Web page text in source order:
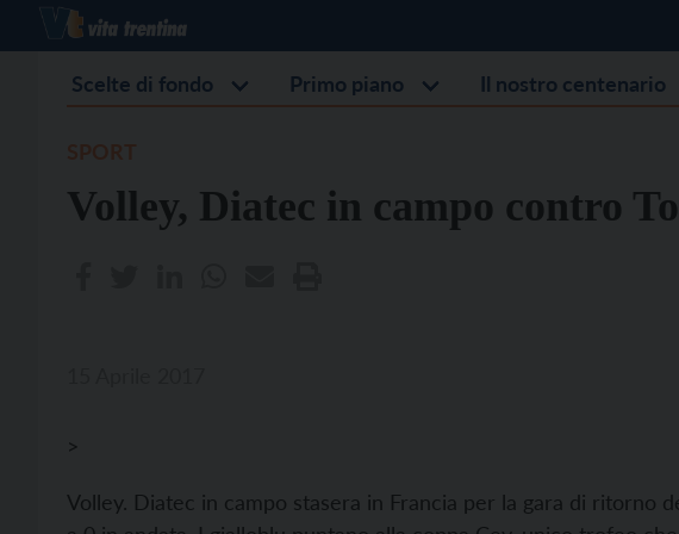
Scelte di fondo Primo piano Il nostro centenario
Volley, Diatec in campo contro
>
Volley. Diatec in campo stasera in Francia per la gara di ritorno